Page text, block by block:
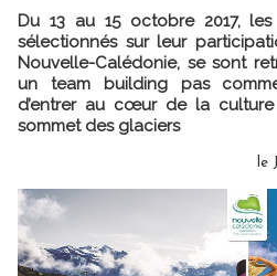
Du 13 au 15 octobre 2017,
sélectionnés sur leur
Nouvelle-Calédonie, se sont
un team building pas
d’entrer au cœur de la
sommet des glaciers
le